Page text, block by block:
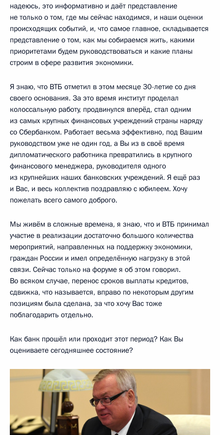
надеюсь, это информативно и даёт представление
не только о том, где мы сейчас находимся, и наши оценки
происходящих событий, и, что самое главное, складывается
представление о том, как мы собираемся жить, какими
приоритетами будем руководствоваться и какие планы
строим в сфере развития экономики.
Я знаю, что ВТБ отметил в этом месяце 30-летие со дня
своего основания. За это время институт проделал
колоссальную работу, продвинулся вперёд, стал одним
из самых крупных финансовых учреждений страны наряду
со Сбербанком. Работает весьма эффективно, под Вашим
руководством уже не один год, а Вы из в своё время
дипломатического работника превратились в крупного
финансового менеджера, руководителя одного
из крупнейших наших банковских учреждений. Я ещё раз
и Вас, и весь коллектив поздравляю с юбилеем. Хочу
пожелать всего самого доброго.
Мы живём в сложные времена, я знаю, что и ВТБ принимал
участие в реализации достаточно большого количества
мероприятий, направленных на поддержку экономики,
граждан России и имел определённую нагрузку в этой
связи. Сейчас только на форуме я об этом говорил.
Во всяком случае, перенос сроков выплаты кредитов,
сдвижка, что называется, вправо по некоторым другим
позициям была сделана, за что хочу Вас тоже
поблагодарить отдельно.
Как банк прошёл или проходит этот период? Как Вы
оцениваете сегодняшнее состояние?